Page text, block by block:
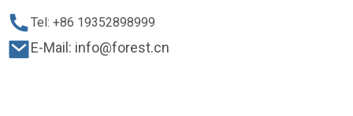
Tel: +86 19352898999
E-Mail: info@forest.cn